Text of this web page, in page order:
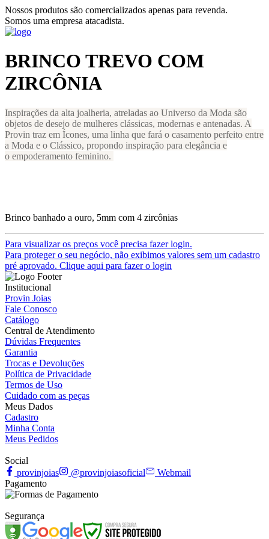
Nossos produtos são comercializados apenas para revenda.
Somos uma empresa atacadista.
BRINCO TREVO COM
ZIRCÔNIA
Inspirações da alta joalheria, atreladas ao Universo da Moda são
objetos de desejo de mulheres clássicas, modernas e antenadas. A
Provin traz em Ícones, uma linha que fará o casamento perfeito entre
a Moda e o Clássico, propondo inspiração para elegância e
o empoderamento feminino.
Brinco banhado a ouro, 5mm com 4 zircônias
Para visualizar os preços você precisa fazer login.
Para proteger o seu negócio, não exibimos valores sem um cadastro
pré aprovado. Clique aqui para fazer o login
Institucional
Provin Joias
Fale Conosco
Catálogo
Central de Atendimento
Dúvidas Frequentes
Garantia
Trocas e Devoluções
Política de Privacidade
Termos de Uso
Cuidado com as peças
Meus Dados
Cadastro
Minha Conta
Meus Pedidos
Social
provinjoias
@provinjoiasoficial
Webmail
Pagamento
Segurança